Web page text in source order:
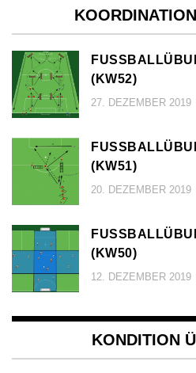
KW52)
27. DEZEMBER 2019
KW51)
20. DEZEMBER 2019
KW50)
12. DEZEMBER 2019
KONDITION